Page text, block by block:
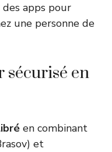
apps pour
une personne de
sécurisé en
en combinant
et